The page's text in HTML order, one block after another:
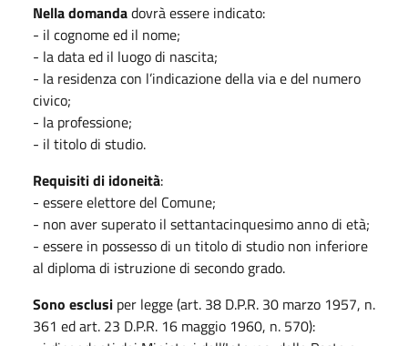
Nella domandadovrà essere indicato:
- il cognome ed il nome;
- la data ed il luogo di nascita;
- la residenza con l’indicazione della via e del numero
civico;
- la professione;
- il titolo di studio.
Requisiti di idoneità:
- essere elettore del Comune;
- non aver superato il settantacinquesimo anno di età;
- essere in possesso di un titolo di studio non inferiore
al diploma di istruzione di secondo grado.
Sono esclusi per legge (art. 38 D.P.R. 30 marzo 1957, n.
361 ed art. 23 D.P.R. 16 maggio 1960, n. 570):